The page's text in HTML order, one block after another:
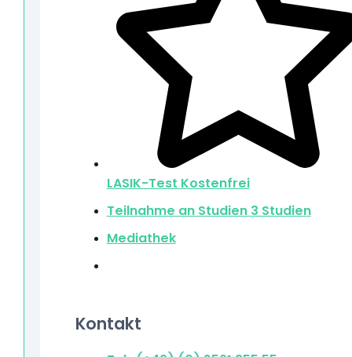
LASIK-Test Kostenfrei
Teilnahme an Studien 3 Studien
Mediathek
Kontakt